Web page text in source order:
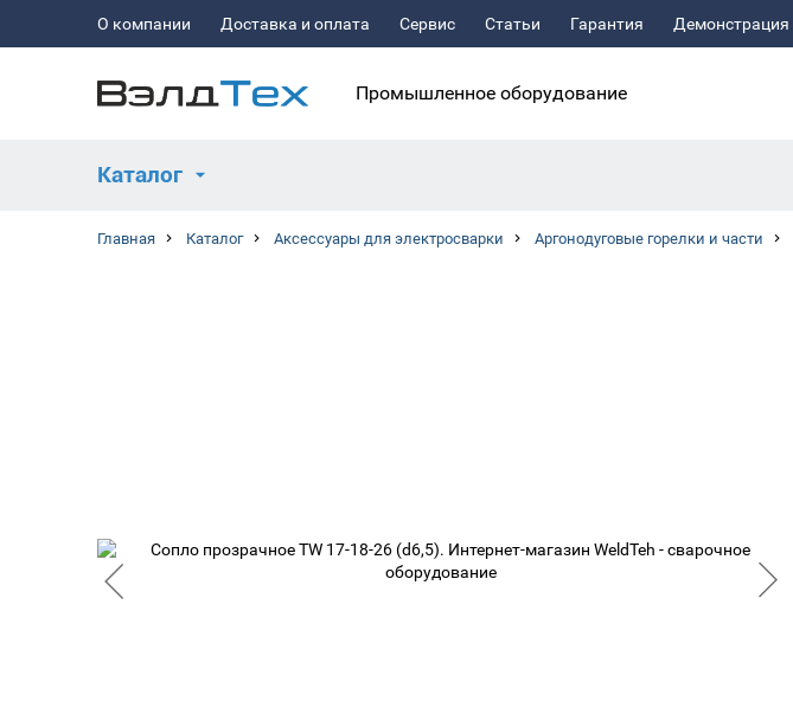
О компании Доставка и оплата Сервис Статьи Гарантия Демонстрация
Промышленное оборудование
Каталог
Главная Каталог Аксессуары для электросварки Аргонодуговые горелки и части